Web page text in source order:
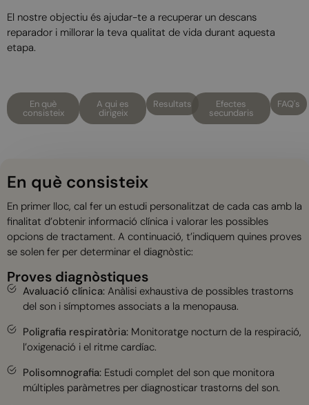
El nostre objectiu és ajudar-te a recuperar un descans
reparador i millorar la teva qualitat de vida durant aquesta
etapa.
En què
consisteix
A qui es
dirigeix
Resultats Efectes
secundaris
FAQ's
En què consisteix
En primer lloc, cal fer un estudi personalitzat de cada cas amb la
finalitat d’obtenir informació clínica i valorar les possibles
opcions de tractament. A continuació, t’indiquem quines proves
se solen fer per determinar el diagnòstic:
Proves diagnòstiques
Avaluació clínica:Anàlisi exhaustiva de possibles trastorns
del son i símptomes associats a la menopausa.
Poligrafia respiratòria:Monitoratge nocturn de la respiració,
l’oxigenació i el ritme cardíac.
Polisomnografia:Estudi complet del son que monitora
múltiples paràmetres per diagnosticar trastorns del son.